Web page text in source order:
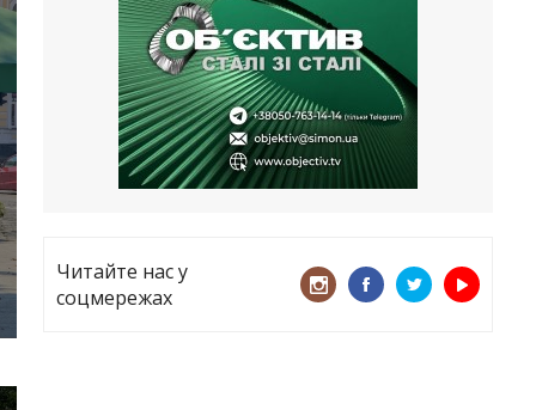
все
21.05.2026
«ТЦК порушує закон? Нехай
платять!» Як завдяки штрафу жінку
виключили з обліку
15.05.2026
Читайте нас у
соцмережах